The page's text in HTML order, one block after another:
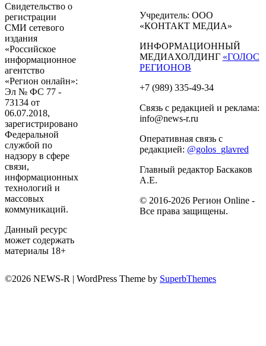
Свидетельство о
регистрации
СМИ сетевого
издания
«Российское
информационное
агентство
«Регион онлайн»:
Эл № ФС 77 -
73134 от
06.07.2018,
зарегистрировано
Федеральной
службой по
надзору в сфере
связи,
информационных
технологий и
массовых
коммуникаций.
Данный ресурс
может содержать
материалы 18+
Учредитель: ООО
«КОНТАКТ МЕДИА»
ИНФОРМАЦИОННЫЙ
МЕДИАХОЛДИНГ «ГОЛОС
РЕГИОНОВ
+7 (989) 335-49-34
Связь с редакцией и реклама:
info@news-r.ru
Оперативная связь с
редакцией: @golos_glavred
Главный редактор Баскаков
А.Е.
© 2016-2026 Регион Online -
Все права защищены.
©2026 NEWS-R | WordPress Theme by SuperbThemes